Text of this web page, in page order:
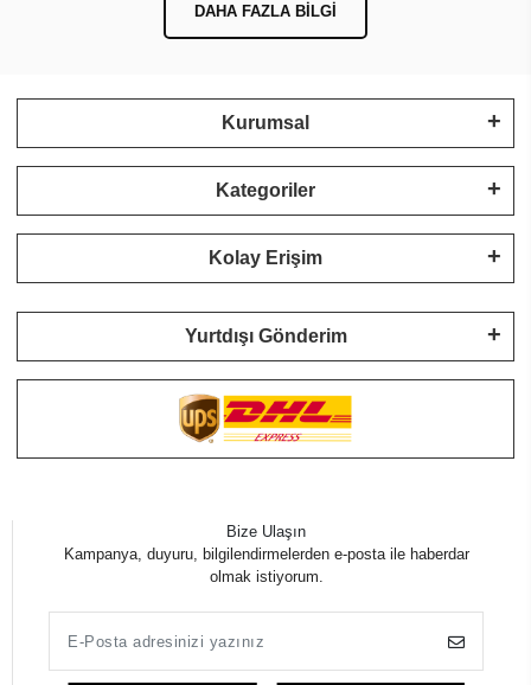
DAHA FAZLA BILGI
Kurumsal
Kategoriler
Kolay Erişim
Yurtdışı Gönderim
Bize Ulaşın
Kampanya, duyuru, bilgilendirmelerden e-posta ile haberdar
olmak istiyorum.